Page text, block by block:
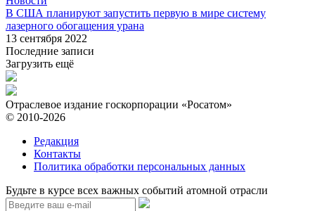
В США планируют запустить первую в мире систему
лазерного обогащения урана
13 сентября 2022
Последние записи
Загрузить ещё
Отраслевое издание госкорпорации «Росатом»
© 2010-2026
Редакция
Контакты
Политика обработки персональных данных
Будьте в курсе всех важных событий атомной отрасли